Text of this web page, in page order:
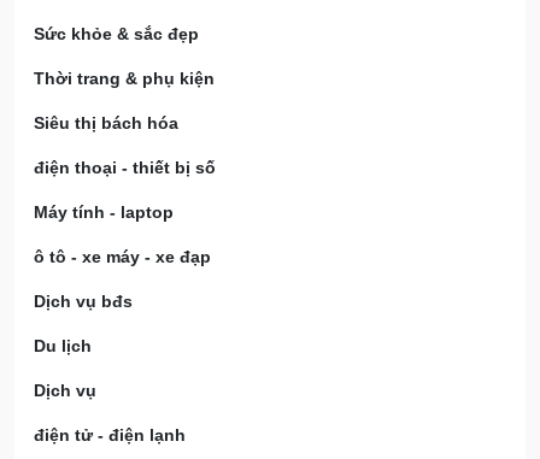
Sức khỏe & sắc đẹp
Thời trang & phụ kiện
Siêu thị bách hóa
điện thoại - thiết bị số
Máy tính - laptop
ô tô - xe máy - xe đạp
Dịch vụ bđs
Du lịch
Dịch vụ
điện tử - điện lạnh